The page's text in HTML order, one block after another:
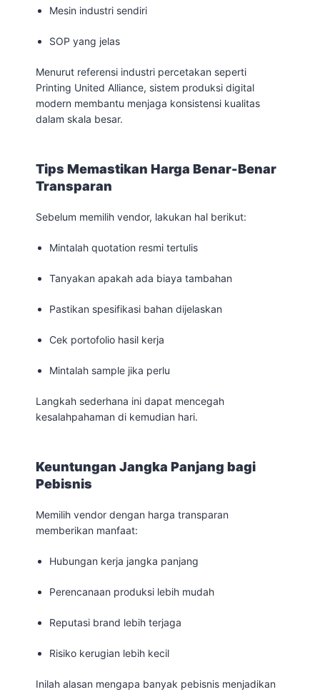
Mesin industri sendiri
SOP yang jelas
Menurut referensi industri percetakan seperti
Printing United Alliance, sistem produksi digital
modern membantu menjaga konsistensi kualitas
dalam skala besar.
Tips Memastikan Harga Benar-Benar
Transparan
Sebelum memilih vendor, lakukan hal berikut:
Mintalah quotation resmi tertulis
Tanyakan apakah ada biaya tambahan
Pastikan spesifikasi bahan dijelaskan
Cek portofolio hasil kerja
Mintalah sample jika perlu
Langkah sederhana ini dapat mencegah
kesalahpahaman di kemudian hari.
Keuntungan Jangka Panjang bagi
Pebisnis
Memilih vendor dengan harga transparan
memberikan manfaat:
Hubungan kerja jangka panjang
Perencanaan produksi lebih mudah
Reputasi brand lebih terjaga
Risiko kerugian lebih kecil
Inilah alasan mengapa banyak pebisnis menjadikan